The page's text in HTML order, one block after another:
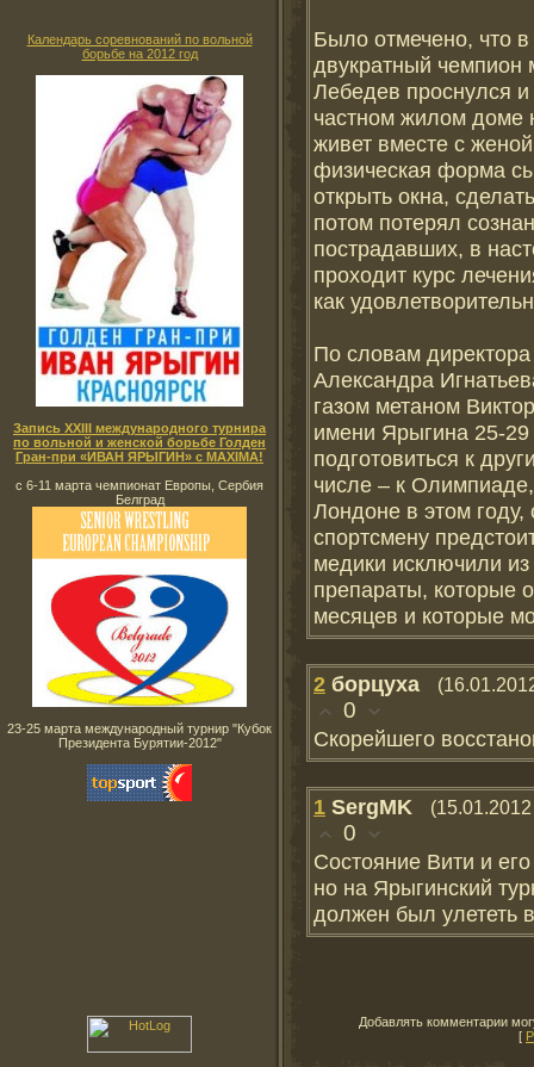
Календарь соревнований по вольной
борьбе на 2012 год
Запись XXIII международного турнира
по вольной и женской борьбе Голден
Гран-при «ИВАН ЯРЫГИН» с MAXIMA!
с 6-11 марта чемпионат Европы, Сербия
Белград
23-25 марта международный турнир "Кубок
Президента Бурятии-2012"
Было отмечено, что
двукратный чемпион
Лебедев проснулся и
частном жилом доме
живет вместе с
физическая форма
открыть окна,
потом потерял
пострадавших, в
проходит курс
как
По словам
Александра
газом метаном
имени Ярыгина 25-
подготовиться к
числе – к
Лондоне в этом году,
спортсмену
медики исключили
препараты, которые
месяцев и которые
2 борцуха
0
Скорейшего
1 SergMK
0
Состояние Вити и
но на Ярыгинский
должен был улететь
Добавлять комментарии
[